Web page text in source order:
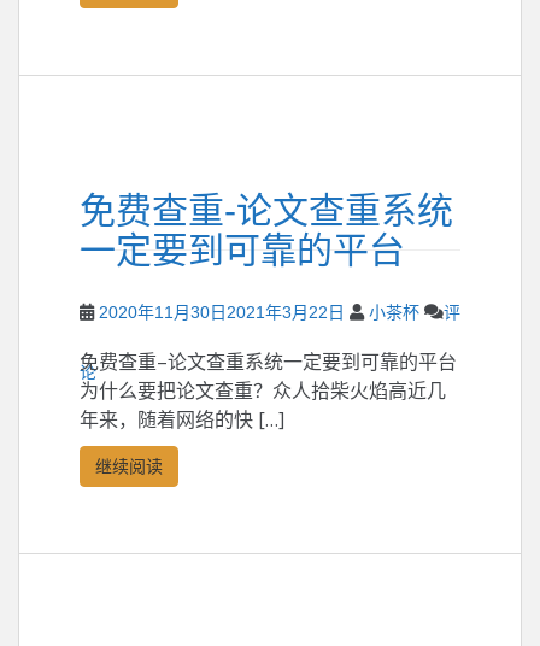
免费查重-论文查重系统
一定要到可靠的平台
2020年11月30日 2021年3月22日 小茶杯 评
论
免费查重–论文查重系统一定要到可靠的平台
为什么要把论文查重？众人拾柴火焰高近几
年来，随着网络的快 […]
继续阅读